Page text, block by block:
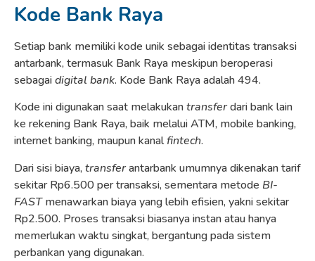
Kode Bank Raya
Setiap bank memiliki kode unik sebagai identitas transaksi
antarbank, termasuk Bank Raya meskipun beroperasi
sebagaidigital bank. Kode Bank Raya adalah 494.
Kode ini digunakan saat melakukantransferdari bank lain
ke rekening Bank Raya, baik melalui ATM, mobile banking,
internet banking, maupun kanalfintech.
Dari sisi biaya, transferantarbank umumnya dikenakan tarif
sekitar Rp6.500 per transaksi, sementara metode BI-
FASTmenawarkan biaya yang lebih efisien, yakni sekitar
Rp2.500. Proses transaksi biasanya instan atau hanya
memerlukan waktu singkat, bergantung pada sistem
perbankan yang digunakan.